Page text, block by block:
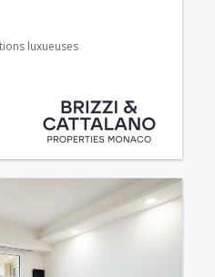
luxueuses